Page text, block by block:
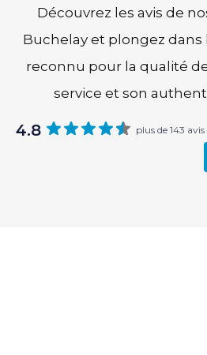
Découvrez les avis de
Buchelay et plongez dans
reconnu pour la qualité
service et son
4.8 plus de 143 avis